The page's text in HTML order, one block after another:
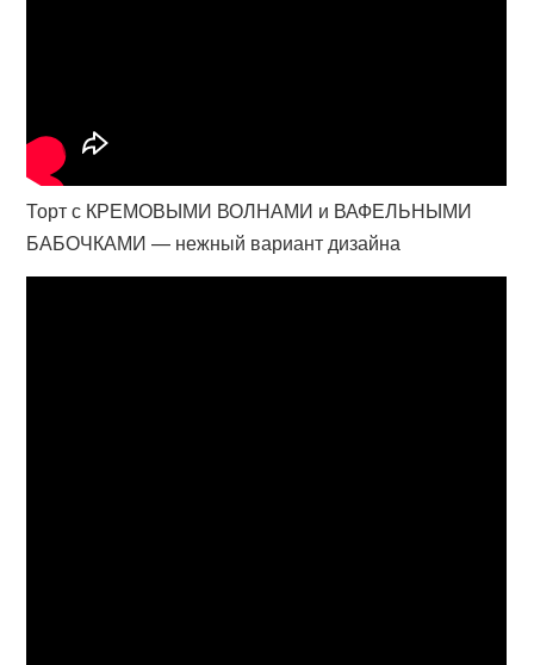
Торт с КРЕМОВЫМИ ВОЛНАМИ и ВАФЕЛЬНЫМИ
БАБОЧКАМИ — нежный вариант дизайна